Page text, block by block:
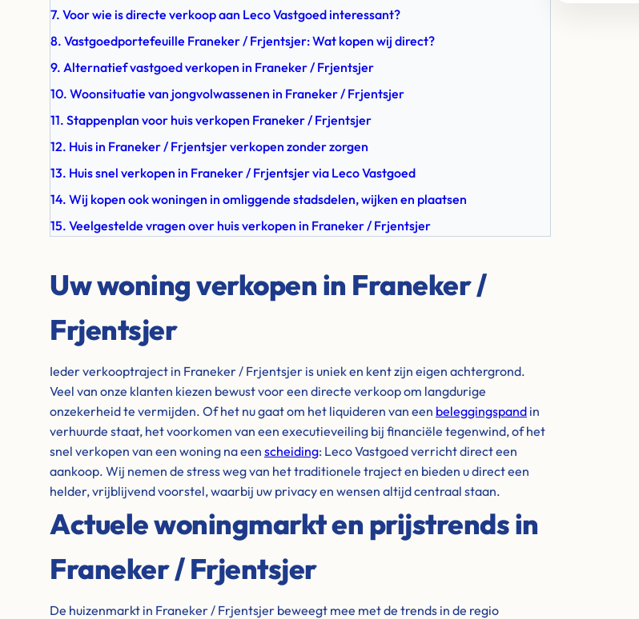
7. Voor wie is directe verkoop aan Leco Vastgoed interessant?
8. Vastgoedportefeuille Franeker / Frjentsjer: Wat kopen wij direct?
9. Alternatief vastgoed verkopen in Franeker / Frjentsjer
10. Woonsituatie van jongvolwassenen in Franeker / Frjentsjer
11. Stappenplan voor huis verkopen Franeker / Frjentsjer
12. Huis in Franeker / Frjentsjer verkopen zonder zorgen
13. Huis snel verkopen in Franeker / Frjentsjer via Leco Vastgoed
14. Wij kopen ook woningen in omliggende stadsdelen, wijken en plaatsen
15. Veelgestelde vragen over huis verkopen in Franeker / Frjentsjer
Uw woning verkopen in Franeker /
Frjentsjer
Ieder verkooptraject in Franeker / Frjentsjer is uniek en kent zijn eigen achtergrond.
Veel van onze klanten kiezen bewust voor een directe verkoop om langdurige
onzekerheid te vermijden. Of het nu gaat om het liquideren van een beleggingspand in
verhuurde staat, het voorkomen van een executieveiling bij financiële tegenwind, of het
snel verkopen van een woning na een scheiding: Leco Vastgoed verricht direct een
aankoop. Wij nemen de stress weg van het traditionele traject en bieden u direct een
helder, vrijblijvend voorstel, waarbij uw privacy en wensen altijd centraal staan.
Actuele woningmarkt en prijstrends in
Franeker / Frjentsjer
De huizenmarkt in Franeker / Frjentsjer beweegt mee met de trends in de regio